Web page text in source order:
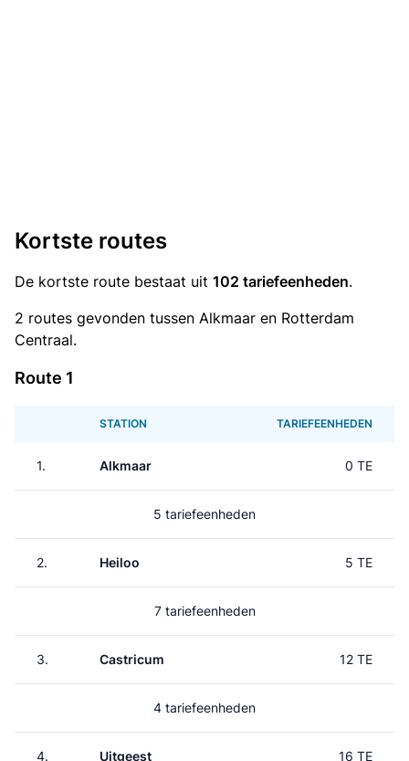
Kortste routes
De kortste route bestaat uit 102 tariefeenheden.
2 routes gevonden tussen Alkmaar en Rotterdam
Centraal.
Route 1
STATION TARIEFEENHEDEN
1. Alkmaar 0 TE
5 tariefeenheden
2. Heiloo 5 TE
7 tariefeenheden
3. Castricum 12 TE
4 tariefeenheden
4. Uitgeest 16 TE